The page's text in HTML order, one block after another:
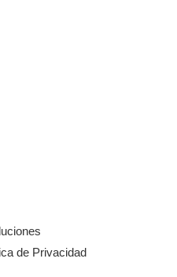
de Privacidad